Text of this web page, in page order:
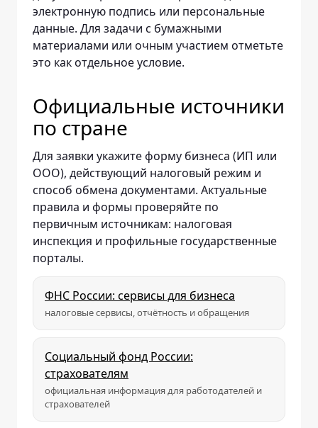
электронную подпись или персональные
данные. Для задачи с бумажными
материалами или очным участием отметьте
это как отдельное условие.
Официальные источники
по стране
Для заявки укажите форму бизнеса (ИП или
ООО), действующий налоговый режим и
способ обмена документами. Актуальные
правила и формы проверяйте по
первичным источникам: налоговая
инспекция и профильные государственные
порталы.
ФНС России: сервисы для бизнеса
налоговые сервисы, отчётность и обращения
Социальный фонд России:
страхователям
официальная информация для работодателей и
страхователей